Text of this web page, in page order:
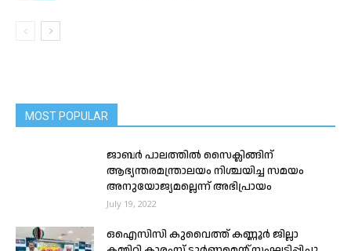
MOST POPULAR
ജാബർ പാലത്തിൽ സൈക്ലിങ്ങിന്
ആഭ്യന്തരമന്ത്രാലയം നിശ്ചയിച്ച സമയം
അനുയോജ്യമല്ലെന്ന് അഭിപ്രായം
July 19, 2022
ഒഐസിസി കുവൈത്ത് കണ്ണൂർ ജില്ലാ